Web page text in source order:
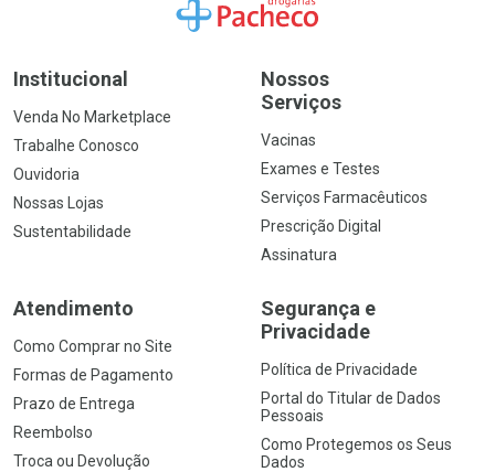
Ir para a Home
Institucional
Venda No Marketplace
Trabalhe Conosco
Ouvidoria
Nossas Lojas
Sustentabilidade
Nossos
Serviços
Vacinas
Exames e Testes
Serviços Farmacêuticos
Prescrição Digital
Assinatura
Atendimento
Como Comprar no Site
Formas de Pagamento
Prazo de Entrega
Reembolso
Troca ou Devolução
Segurança e
Privacidade
Política de Privacidade
Portal do Titular de Dados
Pessoais
Como Protegemos os Seus
Dados